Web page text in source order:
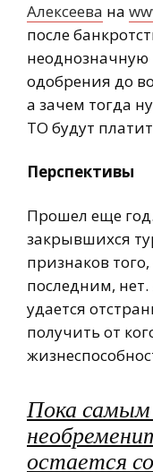
Алексеева на
после
неоднозначную
одобрения до
а зачем тогда
ТО будут
Перспективы
Прошел еще
закрывшихся
признаков
последним,
удается
получить от
Пока самым
остается